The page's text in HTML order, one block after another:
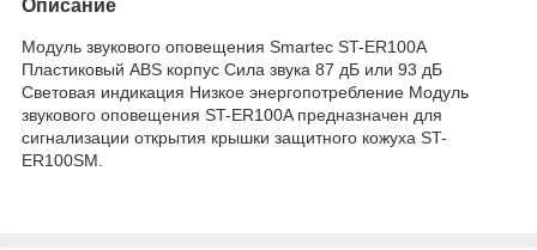
Описание
Модуль звукового оповещения Smartec ST-ER100A
Пластиковый ABS корпус Сила звука 87 дБ или 93 дБ
Световая индикация Низкое энергопотребление Модуль
звукового оповещения ST-ER100A предназначен для
сигнализации открытия крышки защитного кожуха ST-
ER100SM.